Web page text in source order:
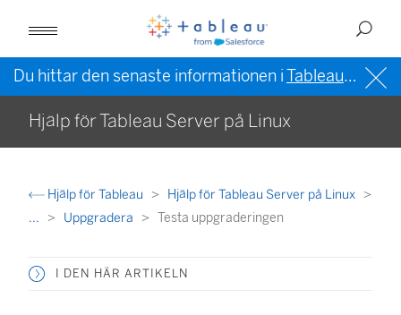
Du hittar den senaste informationen iTableau-hjälpen på engelska (USA)
Hjälp för Tableau Server på Linux
Hjälp för Tableau
Hjälp för Tableau Server på Linux
...
Uppgradera Testa uppgraderingen
I DEN HÄR ARTIKELN